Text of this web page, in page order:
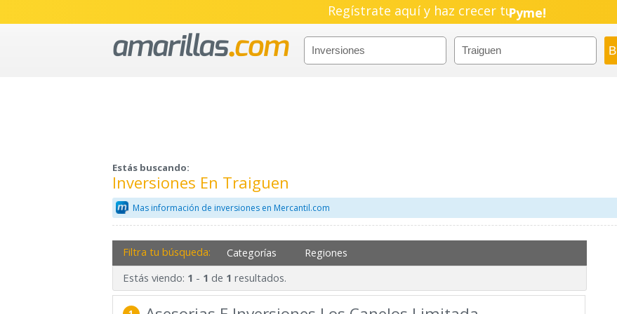
Regístrate aquí y haz crecer tuNegocio!
Pyme!
Emprendimiento!
Estás buscando:
Inversiones En Traiguen
Mas información de inversiones en Mercantil.com
Filtra tu búsqueda: Categorías Regiones
Estás viendo: 1 - 1 de 1 resultados.